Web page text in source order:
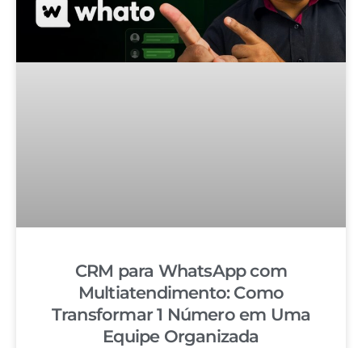
CRM para WhatsApp com
Multiatendimento: Como
Transformar 1 Número em Uma
Equipe Organizada